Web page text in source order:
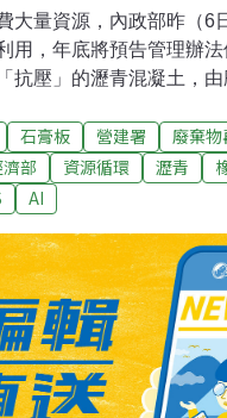
大量資源，內政部昨（6
用，年底將預告管理辦
抗壓」的瀝青混凝土，
較大的公車展現抗壓效果
物再利用範圍昨（6）日
者會」上，經濟部、環保
單位齊聚分享循環經濟推
表示，營建署正在修訂
將放寬營建廢棄物再利
膏板、矽酸鈣板，過去
利用製程。新辦法修訂
鈣板經加工處理後，符
。廢棄營建木材、橡膠
石膏板 營建署
廢棄物
部 資源循環 瀝青
AI